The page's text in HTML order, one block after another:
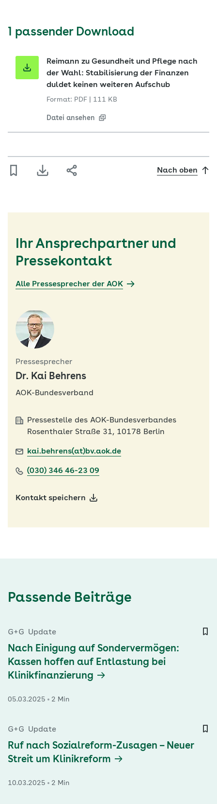
1 passender Download
Reimann zu Gesundheit und Pflege nach
der Wahl: Stabilisierung der Finanzen
duldet keinen weiteren Aufschub
Format: PDF 111 KB
Datei ansehen
Nach oben
Ihr Ansprechpartner und
Pressekontakt
Alle Pressesprecher der AOK
Pressesprecher
Dr. Kai Behrens
AOK-Bundesverband
Pressestelle des AOK-Bundesverbandes
Rosenthaler Straße 31, 10178 Berlin
kai.behrens(at)bv.aok.de
(030) 346 46-23 09
Kontakt speichern
Passende Beiträge
G+G Update
Nach Einigung auf Sondervermögen:
Kassen hoffen auf Entlastung bei
Klinikfinanzierung
05.03.2025 2 Min
G+G Update
Ruf nach Sozialreform-Zusagen – Neuer
Streit um Klinikreform
10.03.2025 2 Min